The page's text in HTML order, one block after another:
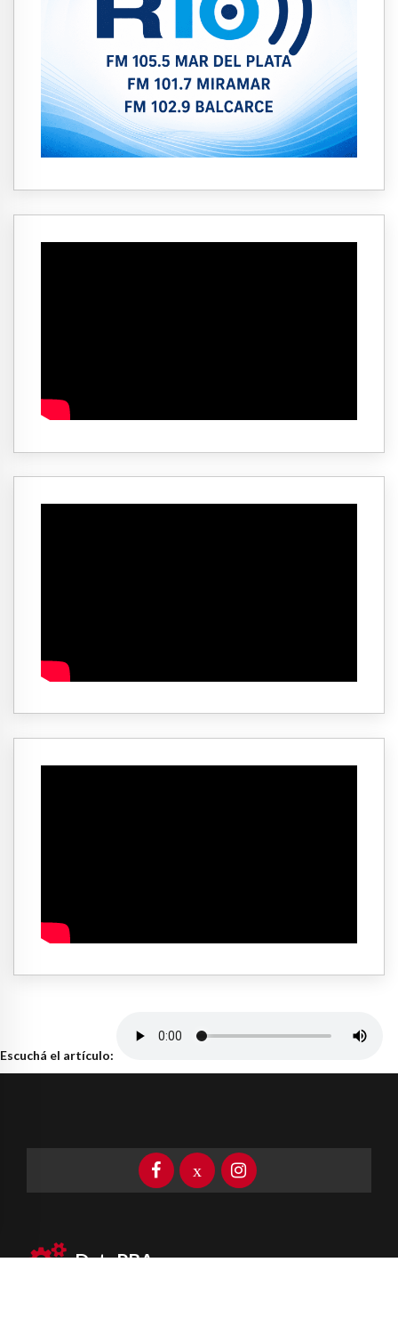
Escuchá el artículo:
DataPBA